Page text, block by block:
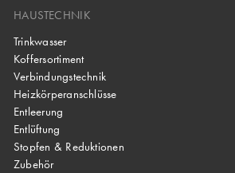
HAUSTECHNIK
Trinkwasser
Koffersortiment
Verbindungstechnik
Heizkörperanschlüsse
Entleerung
Entlüftung
Stopfen & Reduktionen
Zubehör